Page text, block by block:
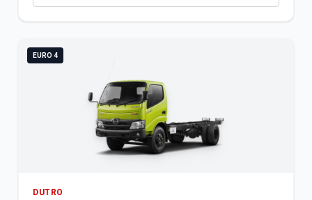
EURO 4
DUTRO